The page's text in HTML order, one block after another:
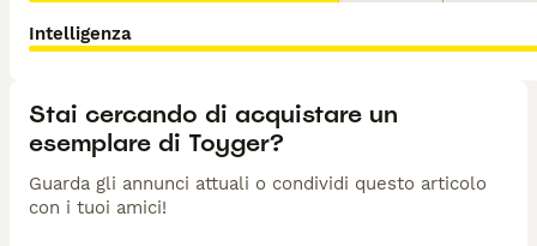
Intelligenza
Stai cercando di acquistare un
esemplare di Toyger?
Guarda gli annunci attuali o condividi questo articolo
con i tuoi amici!